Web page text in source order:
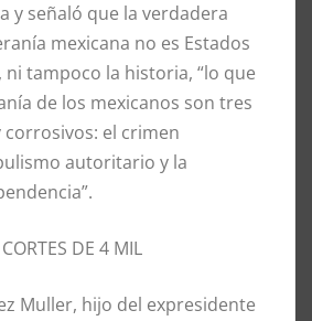
y señaló que la verdadera
mexicana no es Estados
ni tampoco la historia, “lo que
de los mexicanos son tres
el crimen
autoritario y la
DE 4 MIL
Muller, hijo del expresidente